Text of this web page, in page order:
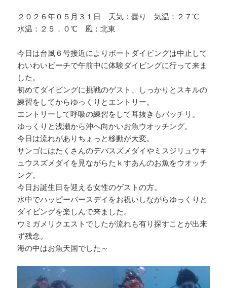
２０２６年０５月３１日 天気：曇り 気温：２７℃
水温：２５．０℃ 風：北東
今日は台風６号接近によりボートダイビングは中止して
わいわいビーチで午前中に体験ダイビングに行って来ま
した。
初めてダイビングに挑戦のゲスト、しっかりとスキルの
練習をしてからゆっくりとエントリー。
エントリーして呼吸の練習をして耳抜きもバッチリ。
ゆっくりと浅瀬から沖へ向かいお魚ウオッチング。
今日は流れがありちょっと移動が大変。
サンゴにはたくさんのデバスズメダイやミスジリュウキ
ュウスズメダイを見ながらたｋすあんのお魚をウオッチ
ング。
今日お誕生日を迎える女性のゲストの方。
水中でハッピーバースデイをお祝いしながらゆっくりと
ダイビングを楽しんで来ました。
ウミガメリクエストでしたが流れも有り探すことが出来
ず残念。
海の中はお魚天国でした～